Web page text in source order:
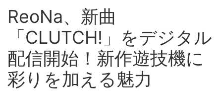
ReoNa、新曲
「CLUTCH!」をデジタル
配信開始！新作遊技機に
彩りを加える魅力